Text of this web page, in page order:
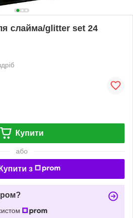
слайма/glitter set 24
Купити
або
Купити з